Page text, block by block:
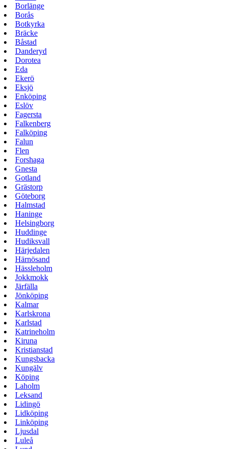
Borlänge
Borås
Botkyrka
Bräcke
Båstad
Danderyd
Dorotea
Eda
Ekerö
Eksjö
Enköping
Eslöv
Fagersta
Falkenberg
Falköping
Falun
Flen
Forshaga
Gnesta
Gotland
Grästorp
Göteborg
Halmstad
Haninge
Helsingborg
Huddinge
Hudiksvall
Härjedalen
Härnösand
Hässleholm
Jokkmokk
Järfälla
Jönköping
Kalmar
Karlskrona
Karlstad
Katrineholm
Kiruna
Kristianstad
Kungsbacka
Kungälv
Köping
Laholm
Leksand
Lidingö
Lidköping
Linköping
Ljusdal
Luleå